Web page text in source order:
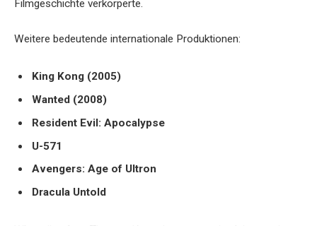
Filmgeschichte verkörperte.
Weitere bedeutende internationale Produktionen:
King Kong (2005)
Wanted (2008)
Resident Evil: Apocalypse
U-571
Avengers: Age of Ultron
Dracula Untold